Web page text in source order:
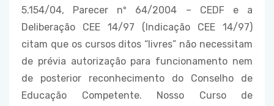
5.154/04, Parecer nº 64/2004 – CEDF e a
Deliberação CEE 14/97 (Indicação CEE 14/97)
citam que os cursos ditos “livres” não necessitam
de prévia autorização para funcionamento nem
de posterior reconhecimento do Conselho de
Educação Competente. Nosso Curso de